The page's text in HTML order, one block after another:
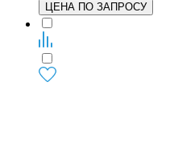
ЦЕНА ПО ЗАПРОСУ